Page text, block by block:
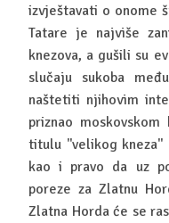
izvještavati o onome
Tatare je najviše
knezova, a gušili su
slučaju sukoba
naštetiti njihovim
priznao
titulu ''velikog kneza''
kao i pravo da uz
poreze za Zlatnu
Zlatna Horda će se